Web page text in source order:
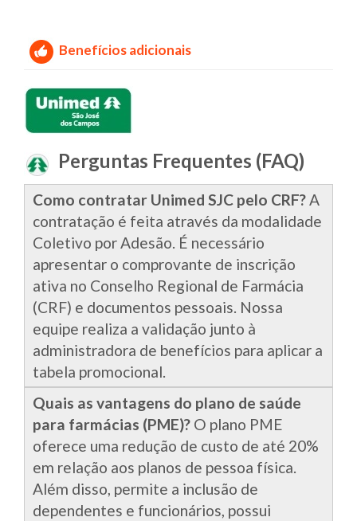
Benefícios adicionais
Perguntas Frequentes (FAQ)
Como contratar Unimed SJC pelo CRF?A
contratação é feita através da modalidade
Coletivo por Adesão. É necessário
apresentar o comprovante de inscrição
ativa no Conselho Regional de Farmácia
(CRF) e documentos pessoais. Nossa
equipe realiza a validação junto à
administradora de benefícios para aplicar a
tabela promocional.
Quais as vantagens do plano de saúde
para farmácias (PME)? O plano PME
oferece uma redução de custo de até 20%
em relação aos planos de pessoa física.
Além disso, permite a inclusão de
dependentes e funcionários, possui